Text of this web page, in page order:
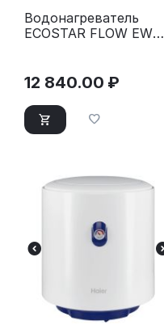
Водонагреватель
ECOSTAR FLOW EWH-
12 840.00 ₽